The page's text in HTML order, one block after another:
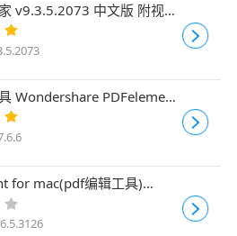
v9.3.5.2073 中文版 附视频
Wondershare PDFelement
中文直装特别版
for mac(pdf编辑工具)
苹果电脑版